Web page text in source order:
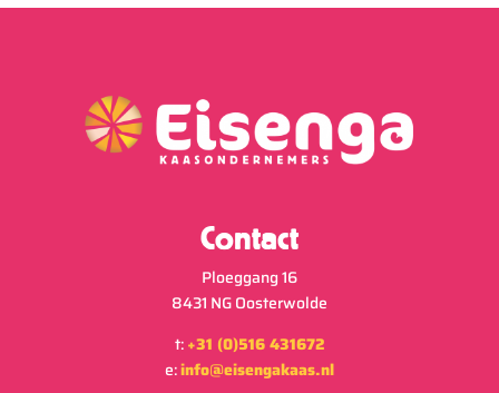
Contact
Ploeggang 16
8431 NG Oosterwolde
t:+31 (0)516 431672
e:info@eisengakaas.nl